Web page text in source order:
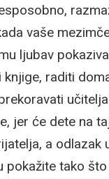
vaše
ljubav
raditi
jer će dete na
a odlazak
pokažite tako